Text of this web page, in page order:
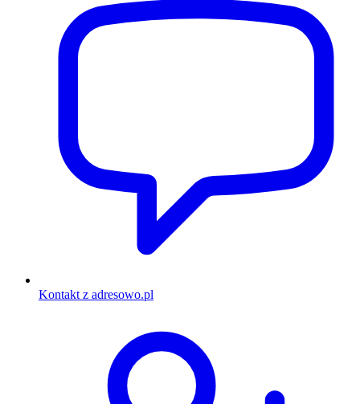
Kontakt z adresowo.pl